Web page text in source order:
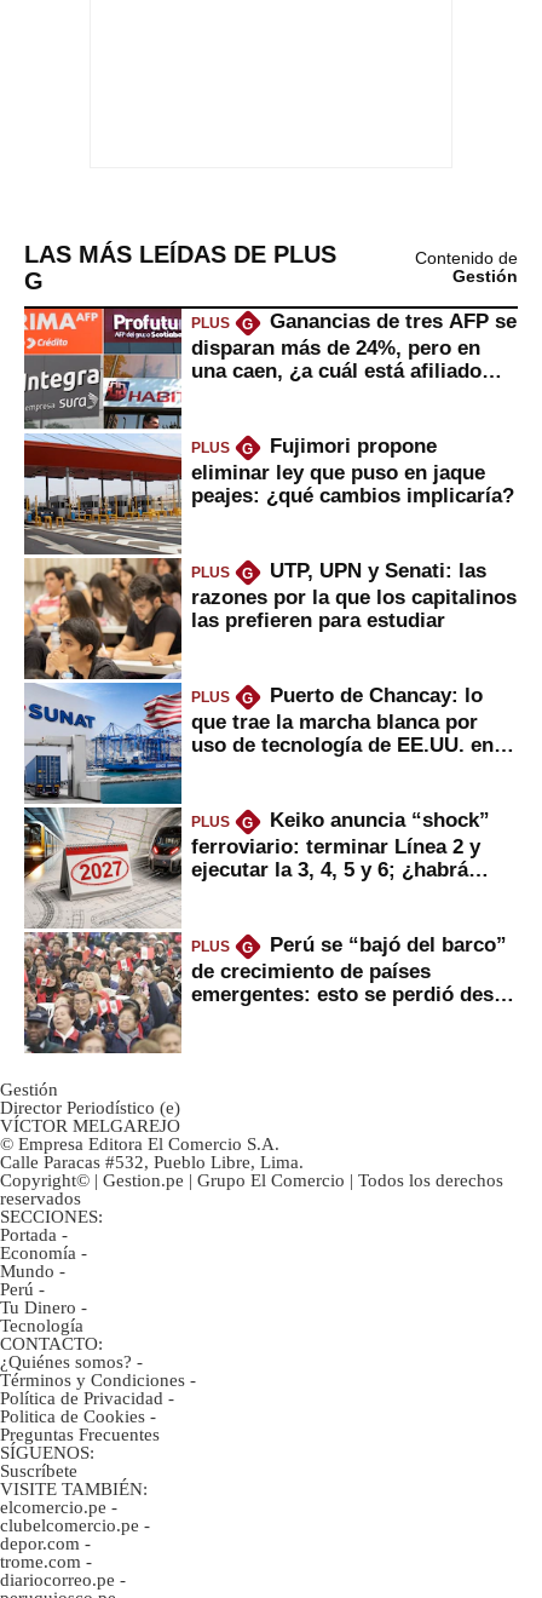
LAS MÁS LEÍDAS DE PLUS
G
Contenido de
Gestión
PLUS G
Ganancias de tres AFP se
disparan más de 24%, pero en
una caen, ¿a cuál está afiliado
PLUS G
Fujimori propone
eliminar ley que puso en jaque
peajes: ¿qué cambios implicaría?
PLUS G
UTP, UPN y Senati: las
razones por la que los capitalinos
las prefieren para estudiar
PLUS G
Puerto de Chancay: lo
que trae la marcha blanca por
uso de tecnología de EE.UU. en
PLUS G
Keiko anuncia “shock”
ferroviario: terminar Línea 2 y
ejecutar la 3, 4, 5 y 6; ¿habrá
PLUS G
Perú se “bajó del barco”
de crecimiento de países
emergentes: esto se perdió desde
Gestión
Director Periodístico (e)
VÍCTOR MELGAREJO
© Empresa Editora El Comercio S.A.
Calle Paracas #532, Pueblo Libre, Lima.
Copyright© | Gestion.pe | Grupo El Comercio | Todos los derechos
reservados
SECCIONES:
Portada -
Economía -
Mundo -
Perú -
Tu Dinero -
Tecnología
CONTACTO:
¿Quiénes somos? -
Términos y Condiciones -
Política de Privacidad -
Politica de Cookies -
Preguntas Frecuentes
SÍGUENOS:
Suscríbete
VISITE TAMBIÉN:
elcomercio.pe -
clubelcomercio.pe -
depor.com -
trome.com -
diariocorreo.pe -